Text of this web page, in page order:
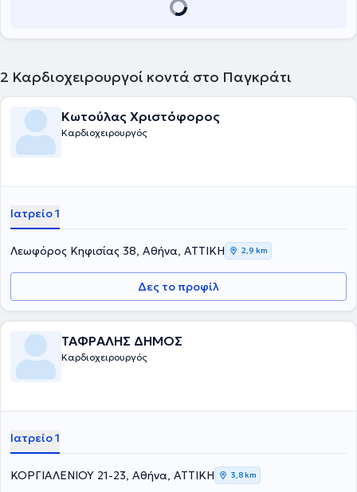
2 Καρδιοχειρουργοί κοντά στο Παγκράτι
Κωτούλας Χριστόφορος
Καρδιοχειρουργός
Ιατρείο 1
Λεωφόρος Κηφισίας 38, Αθήνα, ΑΤΤΙΚΗ 2,9 km
Δες το προφίλ
ΤΑΦΡΑΛΗΣ ΔΗΜΟΣ
Καρδιοχειρουργός
Ιατρείο 1
ΚΟΡΓΙΑΛΕΝΙΟΥ 21-23, Αθήνα, ΑΤΤΙΚΗ 3,8 km